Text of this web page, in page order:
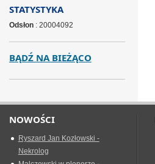
STATYSTYKA
Odsłon: 20004092
BĄDŹ NA BIEŻĄCO
NOWOŚCI
Ryszard Jan Kozłowski -
Nekrolog